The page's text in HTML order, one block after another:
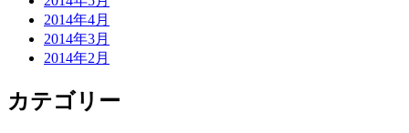
2014年4月
2014年3月
2014年2月
カテゴリー